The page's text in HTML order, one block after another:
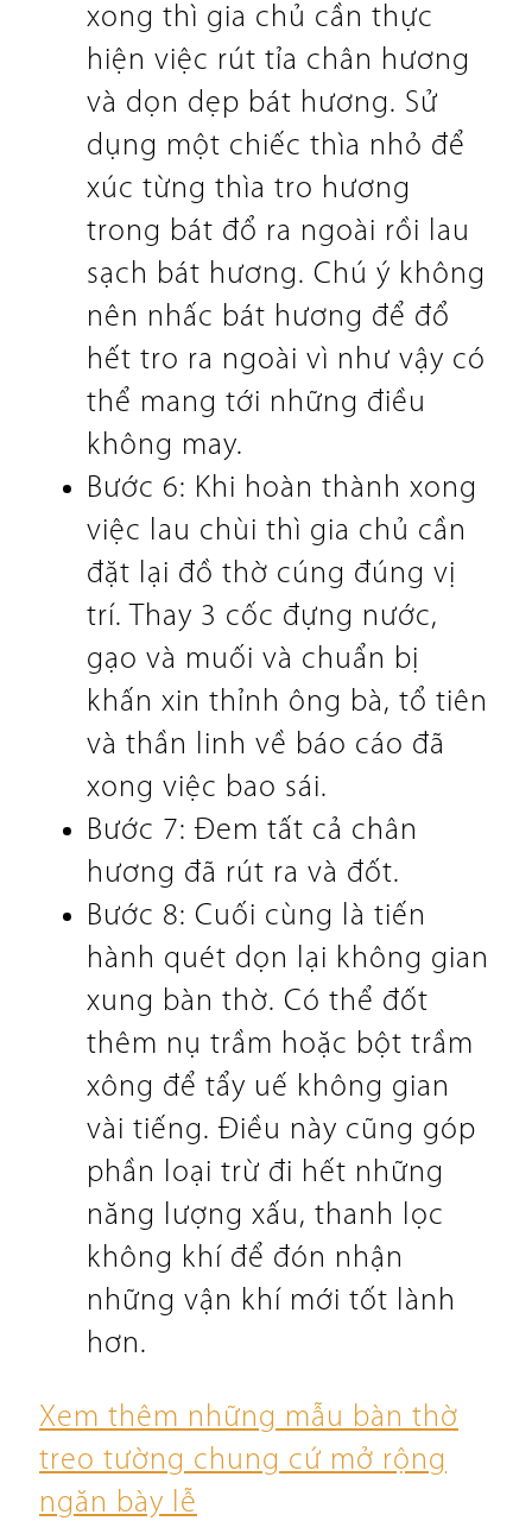
xong thì gia chủ cần thực
hiện việc rút tỉa chân hương
và dọn dẹp bát hương. Sử
dụng một chiếc thìa nhỏ để
xúc từng thìa tro hương
trong bát đổ ra ngoài rồi lau
sạch bát hương. Chú ý không
nên nhấc bát hương để đổ
hết tro ra ngoài vì như vậy có
thể mang tới những điều
không may.
Bước 6: Khi hoàn thành xong
việc lau chùi thì gia chủ cần
đặt lại đồ thờ cúng đúng vị
trí. Thay 3 cốc đựng nước,
gạo và muối và chuẩn bị
khấn xin thỉnh ông bà, tổ tiên
và thần linh về báo cáo đã
xong việc bao sái.
Bước 7: Đem tất cả chân
hương đã rút ra và đốt.
Bước 8: Cuối cùng là tiến
hành quét dọn lại không gian
xung bàn thờ. Có thể đốt
thêm nụ trầm hoặc bột trầm
xông để tẩy uế không gian
vài tiếng. Điều này cũng góp
phần loại trừ đi hết những
năng lượng xấu, thanh lọc
không khí để đón nhận
những vận khí mới tốt lành
hơn.
Xem thêm những mẫu bàn thờ
treo tường chung cứ mở rộng
ngăn bày lễ